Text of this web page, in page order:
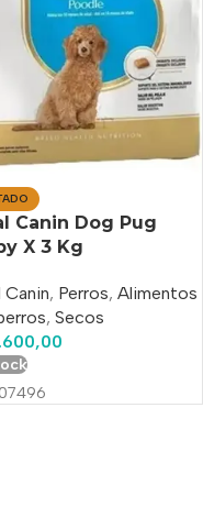
Canin Dog Pug
X 3 Kg
Canin, Perros, Alimentos
, Secos
07496